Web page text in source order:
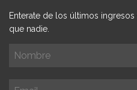
Enterate de los últimos
que nadie.